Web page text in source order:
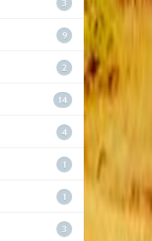
3
9
2
14
4
1
1
3